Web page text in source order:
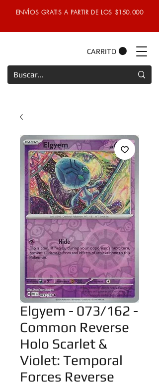
ENVÍOS GRATIS A PARTIR DE LOS $150.000
CARRITO
Elgyem - 073/162 -
Common Reverse
Holo Scarlet &
Violet: Temporal
Forces Reverse